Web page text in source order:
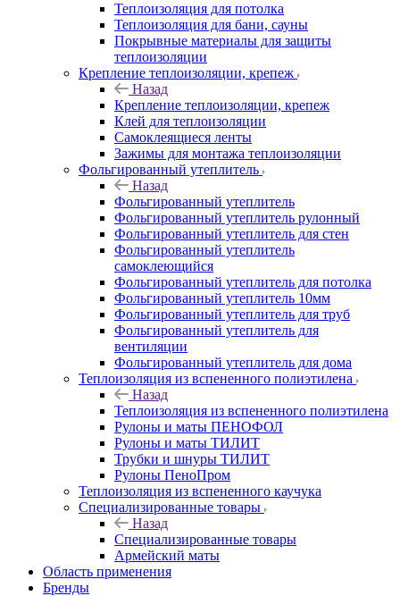
Теплоизоляция для потолка
Теплоизоляция для бани, сауны
Покрывные материалы для защиты
теплоизоляции
Крепление теплоизоляции, крепеж
Назад
Крепление теплоизоляции, крепеж
Клей для теплоизоляции
Самоклеящиеся ленты
Зажимы для монтажа теплоизоляции
Фольгированный утеплитель
Назад
Фольгированный утеплитель
Фольгированный утеплитель рулонный
Фольгированный утеплитель для стен
Фольгированный утеплитель
самоклеющийся
Фольгированный утеплитель для потолка
Фольгированный утеплитель 10мм
Фольгированный утеплитель для труб
Фольгированный утеплитель для
вентиляции
Фольгированный утеплитель для дома
Теплоизоляция из вспененного полиэтилена
Назад
Теплоизоляция из вспененного полиэтилена
Рулоны и маты ПЕНОФОЛ
Рулоны и маты ТИЛИТ
Трубки и шнуры ТИЛИТ
Рулоны ПеноПром
Теплоизоляция из вспененного каучука
Специализированные товары
Назад
Специализированные товары
Армейский маты
Область применения
Бренды